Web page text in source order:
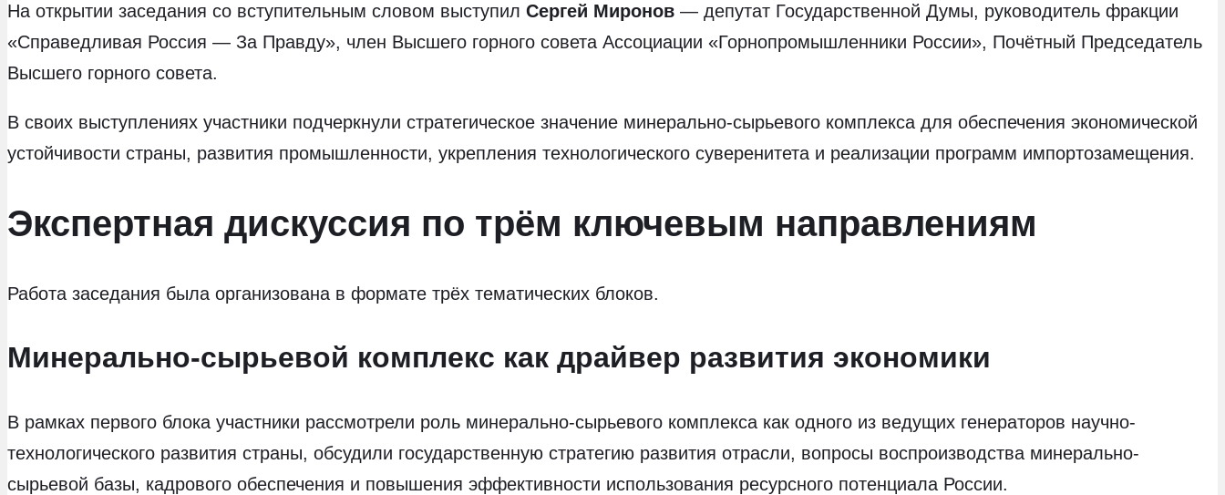
На открытии заседания со вступительным словом выступил Сергей Миронов — депутат Государственной Думы, руководитель фракции
«Справедливая Россия — За Правду», член Высшего горного совета Ассоциации «Горнопромышленники России», Почётный Председатель
Высшего горного совета.
В своих выступлениях участники подчеркнули стратегическое значение минерально-сырьевого комплекса для обеспечения экономической
устойчивости страны, развития промышленности, укрепления технологического суверенитета и реализации программ импортозамещения.
Экспертная дискуссия по трём ключевым направлениям
Работа заседания была организована в формате трёх тематических блоков.
Минерально-сырьевой комплекс как драйвер развития экономики
В рамках первого блока участники рассмотрели роль минерально-сырьевого комплекса как одного из ведущих генераторов научно-
технологического развития страны, обсудили государственную стратегию развития отрасли, вопросы воспроизводства минерально-
сырьевой базы, кадрового обеспечения и повышения эффективности использования ресурсного потенциала России.